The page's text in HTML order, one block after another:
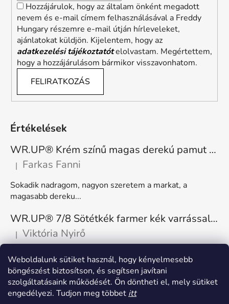
Weboldalunk sütiket használ, hogy kényelmesebb
böngészést biztosítson, és segítsen javítani
szolgáltatásaink működését. Ön döntheti el, mely sütiket
engedélyezi. Tudjon meg többet itt
Hozzájárulok, hogy az általam önként megadott
nevem és e-mail címem felhasználásával a Freddy
Hungary részemre e-mail útján hírleveleket,
ajánlatokat küldjön. Kijelentem, hogy az
adatkezelési tájékoztatótelolvastam. Megértettem,
hogy a hozzájárulásom bármikor visszavonhatom.
FELIRATKOZÁS
Értékelések
WR.UP® Krém színű magas derekú pamut nadrág RE(MOVE) WRUP1HC001ORG, Z40
A termék értékelése 5-ből 5 csillag.
| Farkas Fanni
Sokadik nadragom, nagyon szeretem a markat, a
magasabb dereku...
WR.UP® 7/8 Sötétkék farmer kék varrással, superskinny RE(MOVE) WRUP4RC002ORG, J0B
A termék értékelése 5-ből 5 csillag.
| Viktória Nyirő
Nagyon kényelmes, rugalmas. Méretnek megfelelő.